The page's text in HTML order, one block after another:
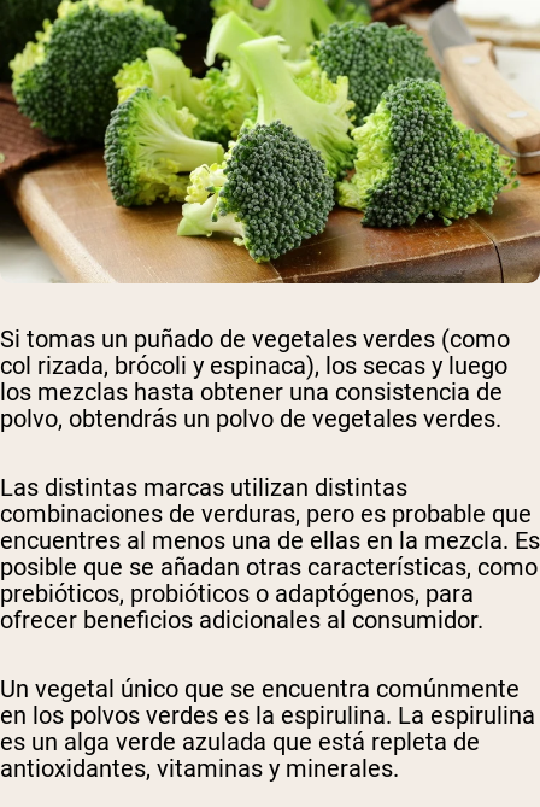
Si tomas un puñado de vegetales verdes (como
col rizada, brócoli y espinaca), los secas y luego
los mezclas hasta obtener una consistencia de
polvo, obtendrás un polvo de vegetales verdes.
Las distintas marcas utilizan distintas
combinaciones de verduras, pero es probable que
encuentres al menos una de ellas en la mezcla. Es
posible que se añadan otras características, como
prebióticos, probióticos o adaptógenos, para
ofrecer beneficios adicionales al consumidor.
Un vegetal único que se encuentra comúnmente
en los polvos verdes es la espirulina. La espirulina
es un alga verde azulada que está repleta de
antioxidantes, vitaminas y minerales.